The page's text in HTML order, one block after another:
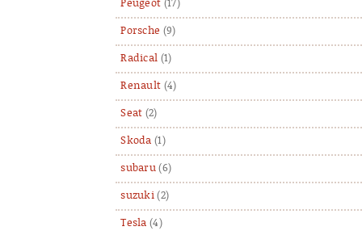
Peugeot (17)
Porsche (9)
Radical (1)
Renault (4)
Seat (2)
Skoda (1)
subaru (6)
suzuki (2)
Tesla (4)